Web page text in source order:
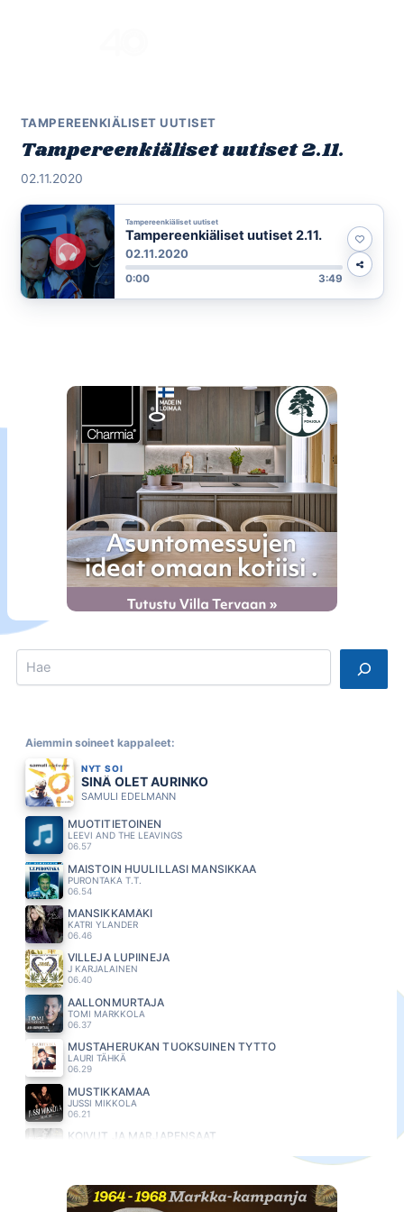
TAMPEREENKIÄLISET UUTISET
Tampereenkiäliset uutiset 2.11.
02.11.2020
Tampereenkiäliset uutiset
Tampereenkiäliset uutiset 2.11.
02.11.2020
0:00 3:49
Search
Aiemmin soineet kappaleet:
NYT SOI
SINÄ OLET AURINKO
SAMULI EDELMANN
MUOTITIETOINEN
LEEVI AND THE LEAVINGS
06.57
MAISTOIN HUULILLASI MANSIKKAA
PURONTAKA T.T.
06.54
MANSIKKAMÄKI
KATRI YLANDER
06.46
VILLEJA LUPIINEJA
J KARJALAINEN
06.40
AALLONMURTAJA
TOMI MARKKOLA
06.37
MUSTAHERUKAN TUOKSUINEN TYTTÖ
LAURI TÄHKÄ
06.29
MUSTIKKAMAA
JUSSI MIKKOLA
06.21
KOIVUT JA MARJAPENSAAT
HURMA
06.08